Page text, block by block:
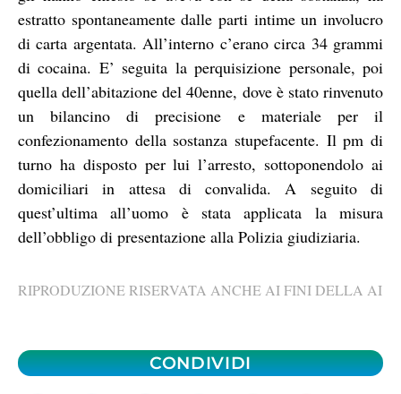
estratto spontaneamente dalle parti intime un involucro
di carta argentata. All’interno c’erano circa 34 grammi
di cocaina. E’ seguita la perquisizione personale, poi
quella dell’abitazione del 40enne, dove è stato rinvenuto
un bilancino di precisione e materiale per il
confezionamento della sostanza stupefacente. Il pm di
turno ha disposto per lui l’arresto, sottoponendolo ai
domiciliari in attesa di convalida. A seguito di
quest’ultima all’uomo è stata applicata la misura
dell’obbligo di presentazione alla Polizia giudiziaria.
RIPRODUZIONE RISERVATA ANCHE AI FINI DELLA AI
CONDIVIDI